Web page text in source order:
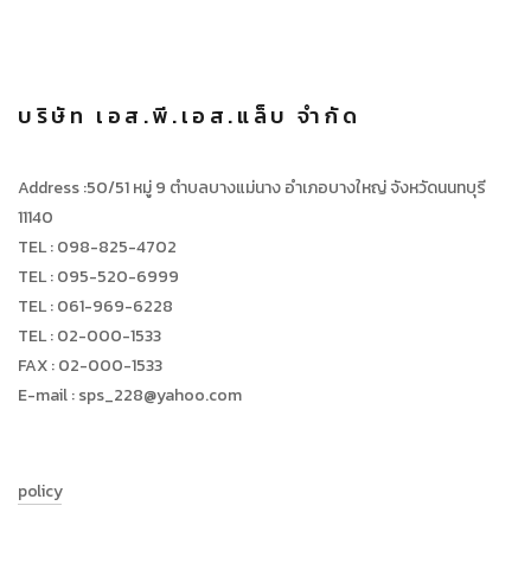
บริษัท เอส.พี.เอส.แล็บ จำกัด
Address :50/51 หมู่ 9 ตำบลบางแม่นาง อำเภอบางใหญ่ จังหวัดนนทบุรี
11140
TEL : 098-825-4702
TEL : 095-520-6999
TEL : 061-969-6228
TEL : 02-000-1533
FAX : 02-000-1533
E-mail : sps_228@yahoo.com
policy